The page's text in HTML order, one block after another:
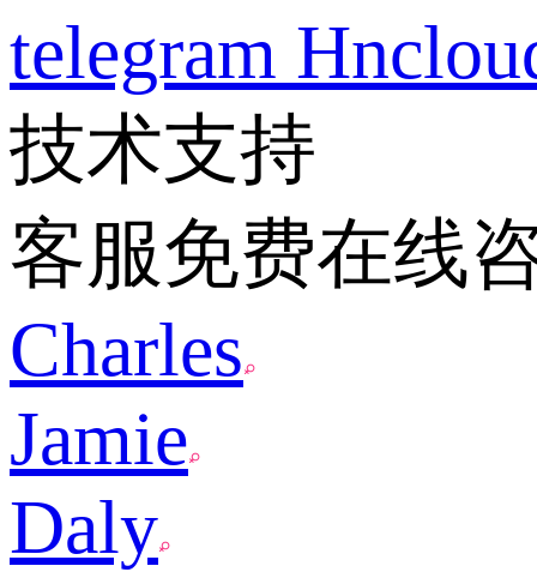
telegram
技术支持
客服免费在线
Charles
Jamie
Daly